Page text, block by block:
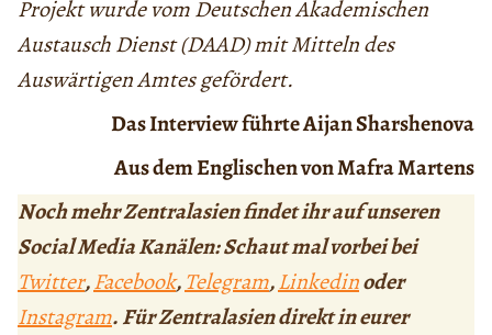
Projekt wurde vom Deutschen Akademischen
Austausch Dienst (DAAD) mit Mitteln des
Auswärtigen Amtes gefördert.
Das Interview führte Aijan Sharshenova
Aus dem Englischen von Mafra Martens
Noch mehr Zentralasien findet ihr auf unseren
Social Media Kanälen: Schaut mal vorbei bei
Twitter,Facebook,Telegram,Linkedinoder
Instagram. Für Zentralasien direkt in eurer